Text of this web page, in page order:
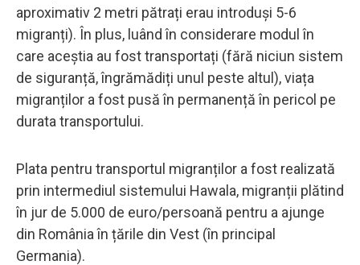
aproximativ 2 metri pătrați erau introduși 5-6
migranți). În plus, luând în considerare modul în
care aceștia au fost transportați (fără niciun sistem
de siguranță, îngrămădiți unul peste altul), viața
migranților a fost pusă în permanență în pericol pe
durata transportului.
Plata pentru transportul migranților a fost realizată
prin intermediul sistemului Hawala, migranții plătind
în jur de 5.000 de euro/persoană pentru a ajunge
din România în țările din Vest (în principal
Germania).